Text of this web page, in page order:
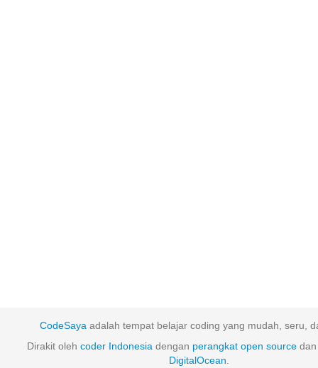
CodeSaya adalah tempat belajar coding yang mudah, seru,
Dirakit oleh coder Indonesia dengan perangkat open source
DigitalOcean